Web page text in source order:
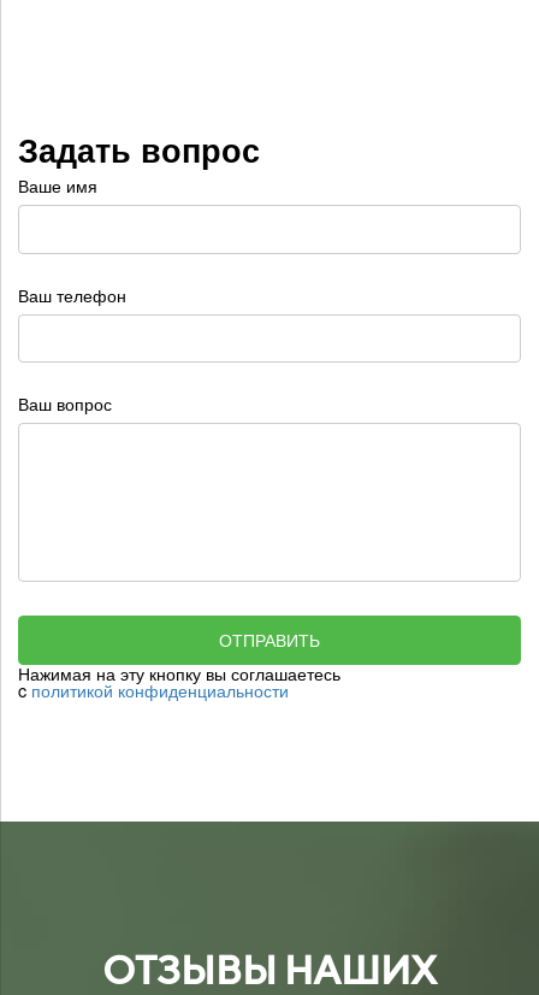
Задать вопрос
Ваше имя
Ваш телефон
Ваш вопрос
ОТПРАВИТЬ
Нажимая на эту кнопку вы соглашаетесь
cполитикой конфиденциальности
ОТЗЫВЫ НАШИХ